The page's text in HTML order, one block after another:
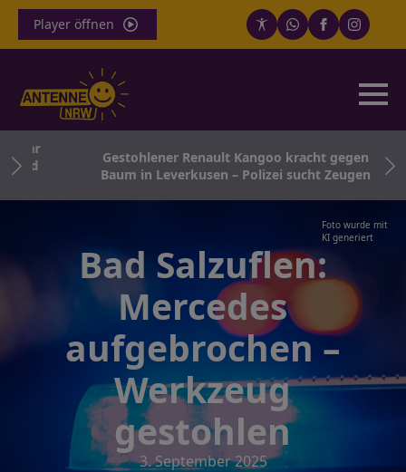
Player öffnen
Gestohlener Renault Kangoo kracht gegen
Baum in Leverkusen – Polizei sucht Zeugen
Foto wurde mit
KI generiert
Bad Salzuflen:
Mercedes
aufgebrochen –
Werkzeug
gestohlen
3. September 2025